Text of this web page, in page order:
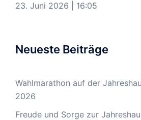
23. Juni 2026
16:05
Neueste Beiträge
Wahlmarathon auf der
2026
Freude und Sorge zur